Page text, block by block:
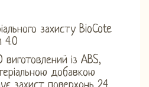
захисту BioCote
4.0
із ABS,
добавкою